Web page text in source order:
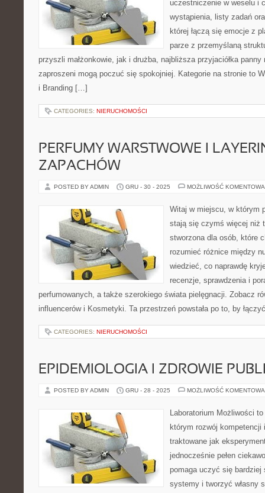
uczestniczenie w weselu i
wystąpienia, listy zadań
której łączą się emocje z
parze z przemyślaną
przyszli małżonkowie, jak i drużba, najbliższa przyjaciółka panny
zaproszeni mogą poczuć się spokojniej. Kategorie na stronie to
i Branding […]
CATEGORIES: NIERUCHOMOŚCI
PERFUMY WARSTWOWE I
ZAPACHÓW
POSTED BY ADMIN GRU - 30 - 2025 MOŻLIWOŚĆ
Witaj w miejscu, w którym
stają się czymś więcej niż
stworzona dla osób, które
rozumieć różnice między
wiedzieć, co naprawdę
recenzje, sprawdzenia i
perfumowanych, a także szerokiego świata pielęgnacji. Zobacz
influencerów i Kosmetyki. Ta przestrzeń powstała po to, by
CATEGORIES: NIERUCHOMOŚCI
EPIDEMIOLOGIA I ZDROWIE
POSTED BY ADMIN GRU - 28 - 2025 MOŻLIWOŚĆ
Laboratorium Możliwości
którym rozwój
traktowane jak
jednocześnie pełen
pomaga uczyć się bardziej
systemy i tworzyć własny